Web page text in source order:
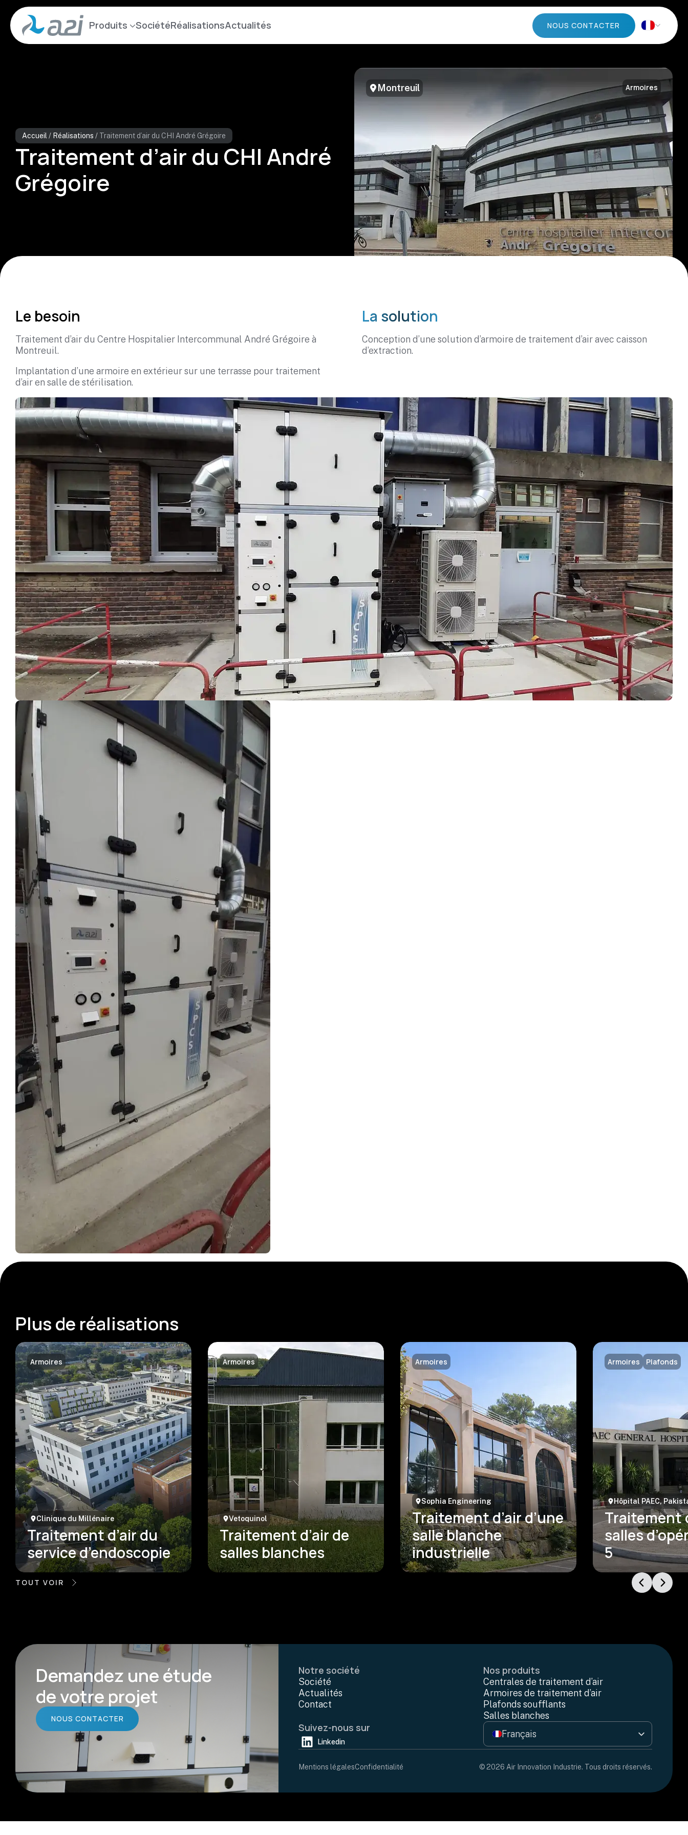
Aller
au
contenu
Produits SociétéRéalisationsActualités NOUS CONTACTER
Accueil / Réalisations / Traitement d’air du CHI André Grégoire
Traitement d’air du CHI André
Grégoire
Montreuil Armoires
Le besoin
Traitement d’air du Centre Hospitalier Intercommunal André Grégoire à
Montreuil.
Implantation d’une armoire en extérieur sur une terrasse pour traitement
d’air en salle de stérilisation.
La solution
Conception d’une solution d’armoire de traitement d’air avec caisson
d’extraction.
Plus de réalisations
Armoires
Clinique du Millénaire
Traitement d’air du
service d’endoscopie
Armoires
Vetoquinol
Traitement d’air de
salles blanches
Armoires
Sophia Engineering
Traitement d’air d’une
salle blanche
industrielle
Armoires Plafonds
Hôpital PAEC,
Traitement
salles
5
TOUT VOIR
Demandez une étude
de votre projet
NOUS CONTACTER
Notre société
Société
Actualités
Contact
Nos produits
Centrales de traitement d’air
Armoires de traitement d’air
Plafonds soufflants
Salles blanches
Suivez-nous sur
Linkedin
Français
English
Mentions légalesConfidentialité © 2026 Air Innovation Industrie. Tous droits réservés.